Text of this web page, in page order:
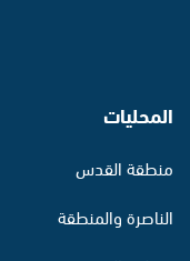
المحليات
منطقة القدس
الناصرة والمنطقة